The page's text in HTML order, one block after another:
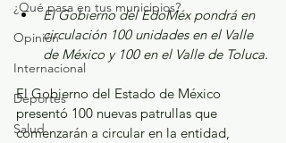
¿Qué pasa en tus municipios?
Opinión
Internacional
Deportes
Salud
El Gobierno del EdoMéx pondrá en
circulación 100 unidades en el Valle
de México y 100 en el Valle de Toluca.
El Gobierno del Estado de México
presentó 100 nuevas patrullas que
comenzarán a circular en la entidad,